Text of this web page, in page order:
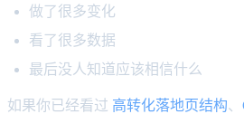
做了很多变化
看了很多数据
最后没人知道应该相信什么
如果你已经看过 高转化落地页结构、